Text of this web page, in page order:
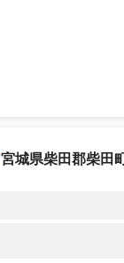
宮城県柴田郡柴田